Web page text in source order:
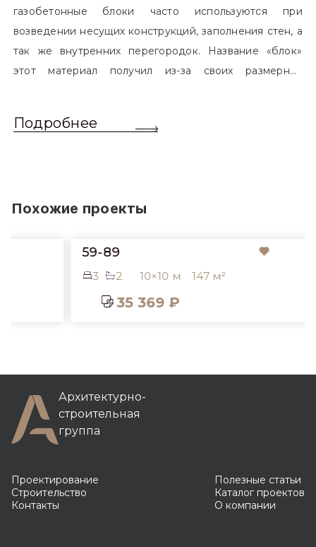
газобетонные блоки часто используются при
возведении несущих конструкций, заполнения стен, а
так же внутренних перегородок. Название «блок»
этот материал получил из-за своих размерных
обычный одинарный кирпич. Размер блоков различен
Подробнее
Похожие проекты
59-89
2 10×10 м 147 м²
35 369 ₽
Архитектурно-
строительная
группа
Проектирование
Строительство
Контакты
Полезные статьи
Каталог проектов
О компании